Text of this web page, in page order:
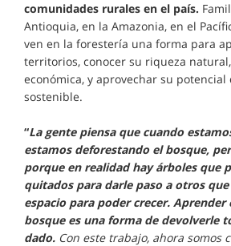
comunidades rurales en el país.
Antioquia, en la Amazonia, en el
ven en la forestería una forma para
territorios, conocer su riqueza
económica, y aprovechar su potencial
sostenible.
“La gente piensa que cuando
estamos deforestando el bosque,
porque en realidad hay árboles que
quitados para darle paso a otros
espacio para poder crecer. Aprender
bosque es una forma de devolverle
dado. Con este trabajo, ahora somos